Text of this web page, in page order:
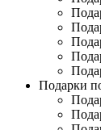
Подарки